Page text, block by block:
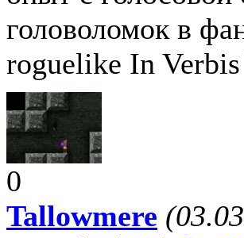
головоломок в
roguelike In
0
Tallowmere